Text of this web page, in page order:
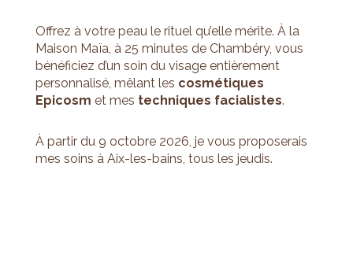
Offrez à votre peau le rituel qu’elle mérite. À la
Maison Maïa, à 25 minutes de Chambéry, vous
bénéficiez d’un soin du visage entièrement
personnalisé, mêlant les cosmétiques
Epicosm et mes techniques facialistes.
À partir du 9 octobre 2026, je vous proposerais
mes soins à Aix-les-bains, tous les jeudis.